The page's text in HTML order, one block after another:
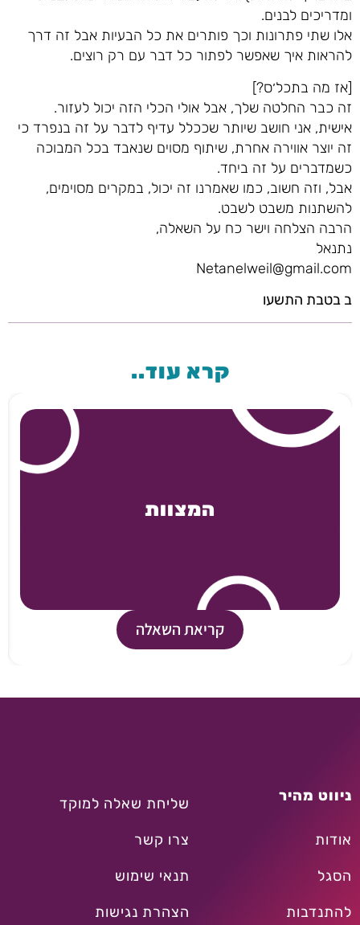
ומדריכים לבנים.
אלו שתי פתרונות וכך פותרים את כל הבעיות אבל זה דרך
להראות איך שאפשר לפתור כל דבר עם רק רוצים.
[אז מה בתכל׳ס?]
זה כבר החלטה שלך, אבל אולי הכלי הזה יכול לעזור.
אישית, אני חושב שיותר שככלל עדיף לדבר על זה בנפרד כי
זה יוצר אווירה אחרת, שיתוף מסוים שנאבד בכל המבוכה
כשמדברים על זה ביחד.
אבל, וזה חשוב, כמו שאמרנו זה יכול, במקרים מסוימים,
להשתנות משבט לשבט.
הרבה הצלחה וישר כח על השאלה,
נתנאל
Netanelweil@gmail.com
ב בטבת התשעו
קרא עוד..
המצוות
קריאת השאלה
ניווט מהיר
אודות
הסגל
להתנדבות
שליחת שאלה למוקד
צרו קשר
תנאי שימוש
הצהרת נגישות